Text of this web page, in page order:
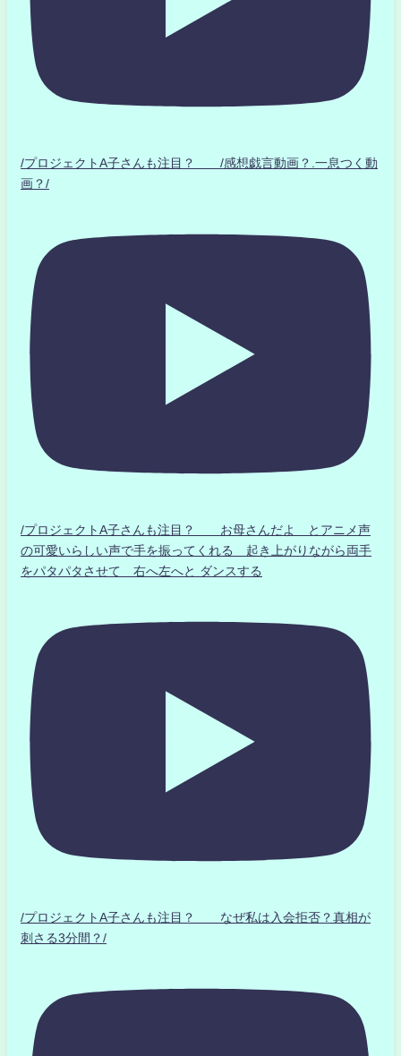
/プロジェクトA子さんも注目？ /感想戯言動画？.一息つく動
画？/
/プロジェクトA子さんも注目？ お母さんだよ とアニメ声
の可愛いらしい声で手を振ってくれる 起き上がりながら両手
をパタパタさせて 右へ左へと ダンスする
/プロジェクトA子さんも注目？ なぜ私は入会拒否？真相が
刺さる3分間？/